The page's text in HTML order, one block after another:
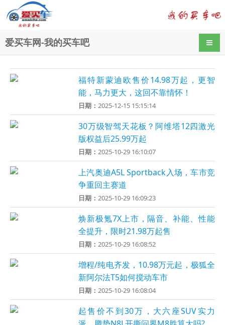
爱买车网-我的买车吧 导航
福特新蒙迪欧售价14.98万起，更智
能，马力更大，这回不靠情怀！
日期：2025-12-15 15:15:14
30万级智驾天花板？阿维塔12四激光
版权益后25.99万起
日期：2025-10-29 16:10:07
上汽奥迪A5L Sportback入场，车市竞
争重回主赛道
日期：2025-10-29 16:09:23
焕新极氪7X上市，隔音、补能、性能
全提升，限时21.98万起售
日期：2025-10-29 16:08:52
增程/纯电齐发，10.98万元起，极狐全
新阿尔法T5如何搅动车市
日期：2025-10-29 16:08:04
起售价不到30万，大六座SUV实力